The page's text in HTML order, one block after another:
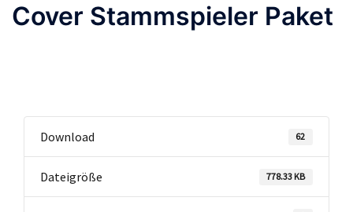
Cover Stammspieler Paket
Download 62
Dateigröße 778.33 KB